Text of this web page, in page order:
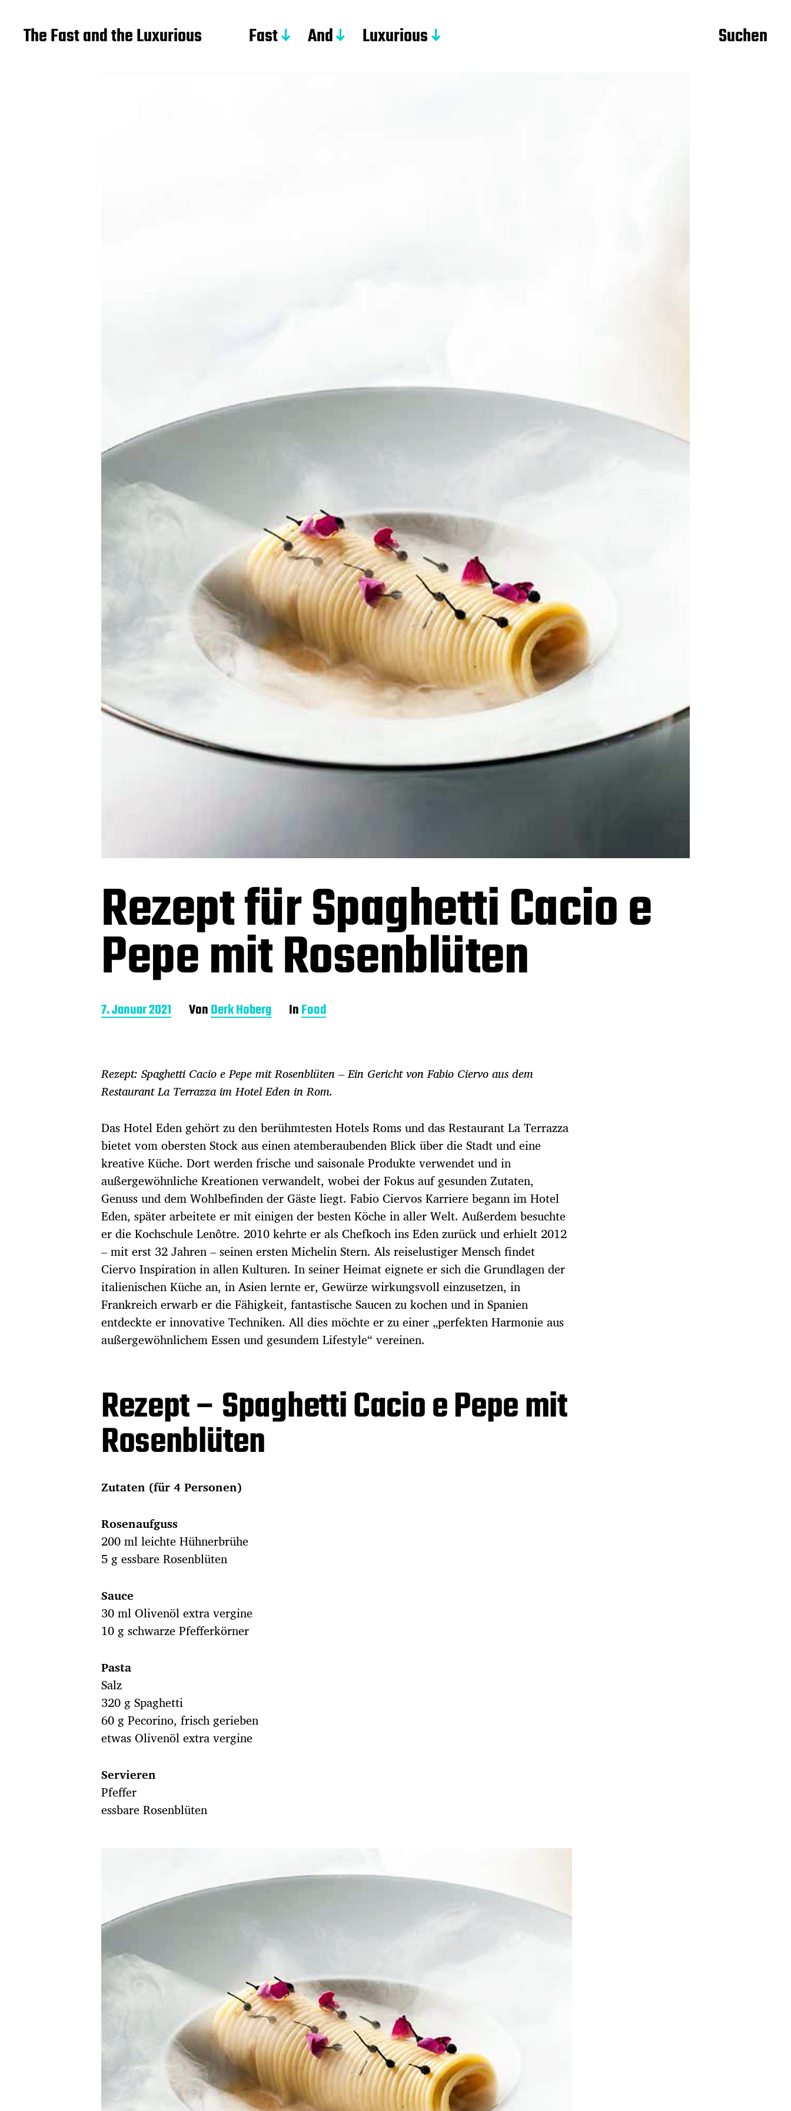
The Fast and the Luxurious Fast And Luxurious Suchen
Rezept für Spaghetti Cacio e
Pepe mit Rosenblüten
B
e
a
g
s
a
t
u
m
7. Januar 2021 VonDerk Hoberg InFood
Rezept: Spaghetti Cacio e Pepe mit Rosenblüten – Ein Gericht von Fabio Ciervo aus dem
Restaurant La Terrazza im Hotel Eden in Rom.
Das Hotel Eden gehört zu den berühmtesten Hotels Roms und das Restaurant La Terrazza
bietet vom obersten Stock aus einen atemberaubenden Blick über die Stadt und eine
kreative Küche. Dort werden frische und saisonale Produkte verwendet und in
außergewöhnliche Kreationen verwandelt, wobei der Fokus auf gesunden Zutaten,
Genuss und dem Wohlbefinden der Gäste liegt. Fabio Ciervos Karriere begann im Hotel
Eden, später arbeitete er mit einigen der besten Köche in aller Welt. Außerdem besuchte
er die Kochschule Lenôtre. 2010 kehrte er als Chefkoch ins Eden zurück und erhielt 2012
– mit erst 32 Jahren – seinen ersten Michelin­ Stern. Als reiselustiger Mensch findet
Ciervo Inspiration in allen Kulturen. In sei­ner Heimat eignete er sich die Grundlagen der
italienischen Küche an, in Asien lernte er, Gewürze wirkungsvoll einzusetzen, in
Frankreich erwarb er die Fähigkeit, fantastische Saucen zu kochen und in Spanien
entdeckte er innovative Techniken. All dies möchte er zu einer „perfekten Harmonie aus
außergewöhnlichem Essen und gesundem Lifestyle“ vereinen.
Rezept – Spaghetti Cacio e Pepe mit
Rosenblüten
Zutaten (für 4 Personen)
Rosenaufguss
200 ml leichte Hühnerbrühe
5 g essbare Rosenblüten
Sauce
30 ml Olivenöl extra vergine
10 g schwarze Pfefferkörner
Pasta
Salz
320 g Spaghetti
60 g Pecorino, frisch gerieben
etwas Olivenöl extra vergine
Servieren
Pfeffer
essbare Rosenblüten